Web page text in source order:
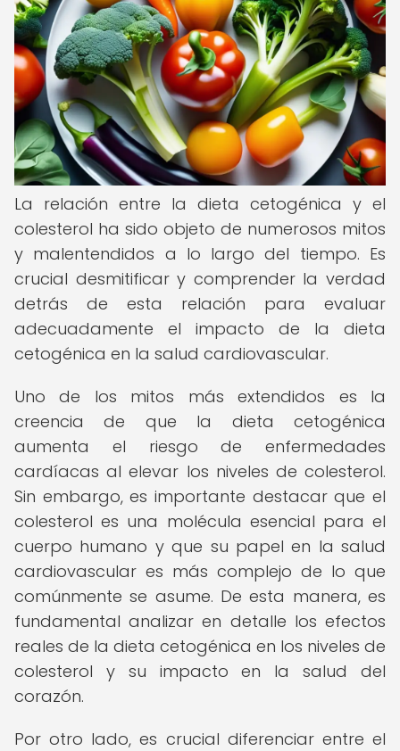
La relación entre la dieta cetogénica y el
colesterol ha sido objeto de numerosos mitos
y malentendidos a lo largo del tiempo. Es
crucial desmitificar y comprender la verdad
detrás de esta relación para evaluar
adecuadamente el impacto de la dieta
cetogénica en la salud cardiovascular.
Uno de los mitos más extendidos es la
creencia de que la dieta cetogénica
aumenta el riesgo de enfermedades
cardíacas al elevar los niveles de colesterol.
Sin embargo, es importante destacar que el
colesterol es una molécula esencial para el
cuerpo humano y que su papel en la salud
cardiovascular es más complejo de lo que
comúnmente se asume. De esta manera, es
fundamental analizar en detalle los efectos
reales de la dieta cetogénica en los niveles de
colesterol y su impacto en la salud del
corazón.
Por otro lado, es crucial diferenciar entre el